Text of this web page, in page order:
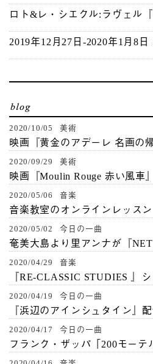
ロト&レ・シエクル:ラヴェル
2019年12月27日-2020年1月8
2020/10/05 美術
映画『黄金のアデーレ 名画の
2020/09/29 美術
映画『Moulin Rouge 赤い風車
2020/05/06 音楽
音楽教室のオンラインレッスン
2020/05/02 今日の一曲
奄美大島より里アンナが『
2020/04/29 音楽
『RE-CLASSIC STUDIES 』
2020/04/19 今日の一曲
『浜辺のアインシュタイン』
2020/04/17 今日の一曲
フランク・ザッパ「200モーテ